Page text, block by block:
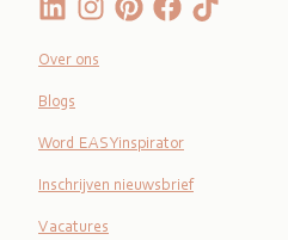
Over ons
Blogs
Word EASYinspirator
Inschrijven nieuwsbrief
Vacatures